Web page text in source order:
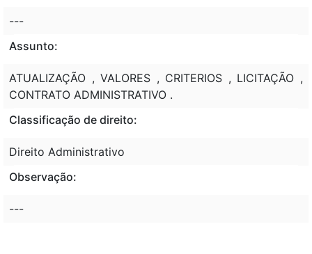
---
Assunto:
ATUALIZAÇÃO , VALORES , CRITERIOS , LICITAÇÃO ,
CONTRATO ADMINISTRATIVO .
Classificação de direito:
Direito Administrativo
Observação:
---